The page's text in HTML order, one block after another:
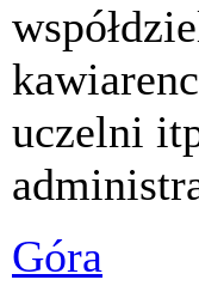
uczelni
Góra